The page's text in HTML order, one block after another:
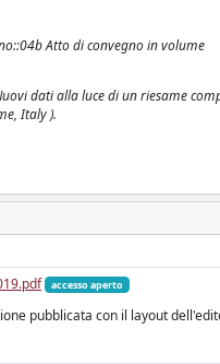
Atto di convegno in volume
dati alla luce di un riesame
Italy ).
accesso aperto
pubblicata con il layout